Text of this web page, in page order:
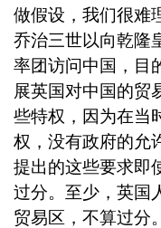
做假设，我们很难
乔治三世以向乾隆
率团访问中国，目
展英国对中国的贸
些特权，因为在当
权，没有政府的允
提出的这些要求即
过分。至少，英国
贸易区，不算过分